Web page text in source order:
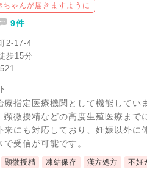
ゃんが届きますように
9件
2-17-4
歩15分
療指定医療機関として機能してい
顕微授精などの高度生殖医療まで
来にも対応しており、妊娠以外に
受信が可能です。
顕微授精 凍結保存 漢方処方
不妊